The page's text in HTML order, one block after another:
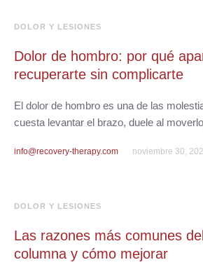
DOLOR Y LESIONES
Dolor de hombro: por qué
recuperarte sin complicarte
El dolor de hombro es una de las
cuesta levantar el brazo, duele al
info@recovery-therapy.com noviembre 30,
DOLOR Y LESIONES
Las razones más comunes
columna y cómo mejorar